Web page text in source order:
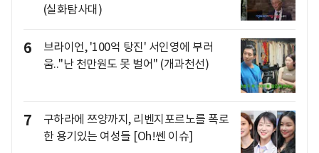
(실화탐사대)
6
브라이언, '100억 탕진' 서인영에 부러
움.."난 천만원도 못 벌어" (개과천선)
7
구하라에 쯔양까지, 리벤지포르노를 폭로
한 용기있는 여성들 [Oh!쎈 이슈]